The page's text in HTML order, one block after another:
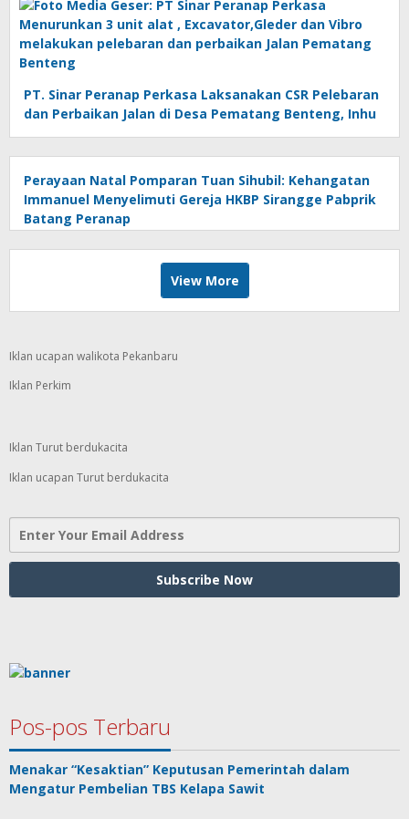
PT. Sinar Peranap Perkasa Laksanakan CSR Pelebaran
dan Perbaikan Jalan di Desa Pematang Benteng, Inhu
Perayaan Natal Pomparan Tuan Sihubil: Kehangatan
Immanuel Menyelimuti Gereja HKBP Sirangge Pabprik
Batang Peranap
View More
Iklan ucapan walikota Pekanbaru
Iklan Perkim
Iklan Turut berdukacita
Iklan ucapan Turut berdukacita
Pos-pos Terbaru
Menakar “Kesaktian” Keputusan Pemerintah dalam
Mengatur Pembelian TBS Kelapa Sawit